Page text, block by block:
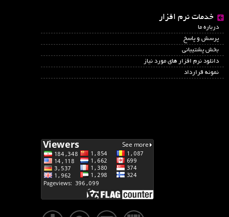
خدمات نرم افزار
درباره ما
پرسش و پاسخ
بخش پشتیبانی
دانلود نرم افزار های مورد نیاز
نمونه قرارداد